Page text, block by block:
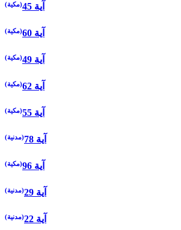
(مكية) 45 آية
(مكية) 60 آية
(مكية) 49 آية
(مكية) 62 آية
(مكية) 55 آية
(مدنية) 78 آية
(مكية) 96 آية
(مدنية) 29 آية
(مدنية) 22 آية